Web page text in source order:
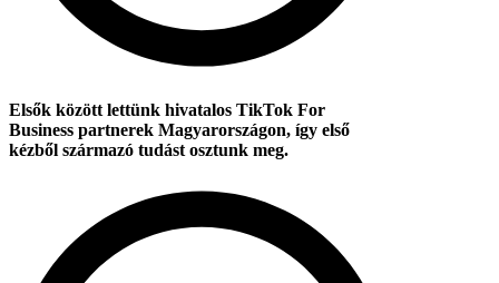
Elsők között lettünk hivatalos TikTok For
Business partnerek Magyarországon, így első
kézből származó tudást osztunk meg.